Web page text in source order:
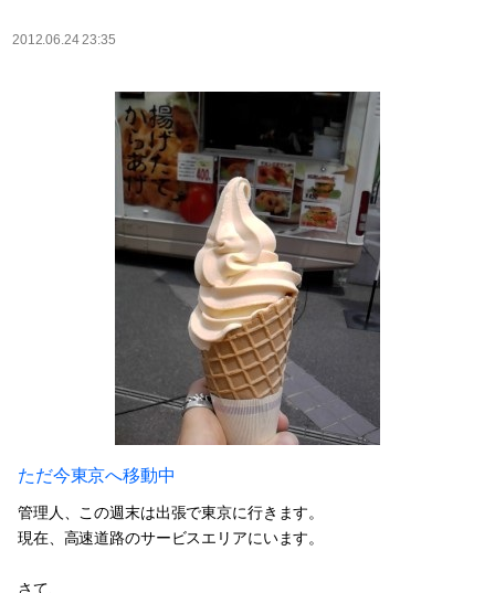
2012.06.24 23:35
ただ今東京へ移動中
管理人、この週末は出張で東京に行きます。
現在、高速道路のサービスエリアにいます。
さて、